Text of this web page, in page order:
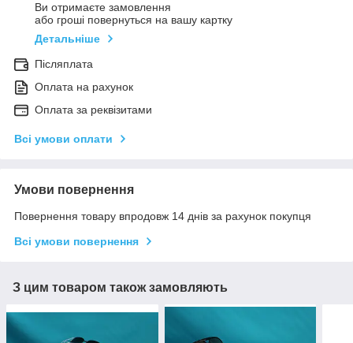
Ви отримаєте замовлення
або гроші повернуться на вашу картку
Детальніше
Післяплата
Оплата на рахунок
Оплата за реквізитами
Всі умови оплати
Умови повернення
Повернення товару впродовж 14 днів за рахунок покупця
Всі умови повернення
З цим товаром також замовляють